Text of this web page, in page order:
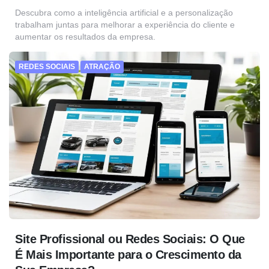
Descubra como a inteligência artificial e a personalização
trabalham juntas para melhorar a experiência do cliente e
aumentar os resultados da empresa.
REDES SOCIAIS ATRAÇÃO
Site Profissional ou Redes Sociais: O Que
É Mais Importante para o Crescimento da